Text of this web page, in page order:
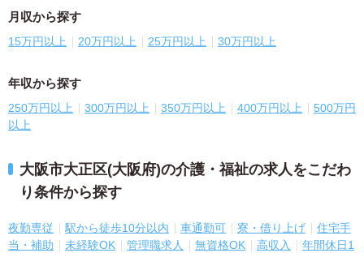
月収から探す
15万円以上 20万円以上 25万円以上 30万円以上
年収から探す
250万円以上 300万円以上 350万円以上 400万円以上
500万円
以上
大阪市大正区(大阪府)の介護・福祉の求人をこだわ
り条件から探す
夜勤専従 駅から徒歩10分以内 車通勤可 寮・借り上げ
住宅手
当・補助
未経験OK 管理職求人 無資格OK 高収入
年間休日1